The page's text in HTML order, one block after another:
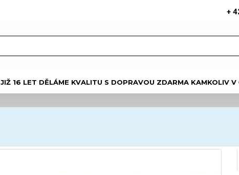
+
JIŽ 16 LET DĚLÁME KVALITU S DOPRAVOU ZDARMA KAMKOLIV V